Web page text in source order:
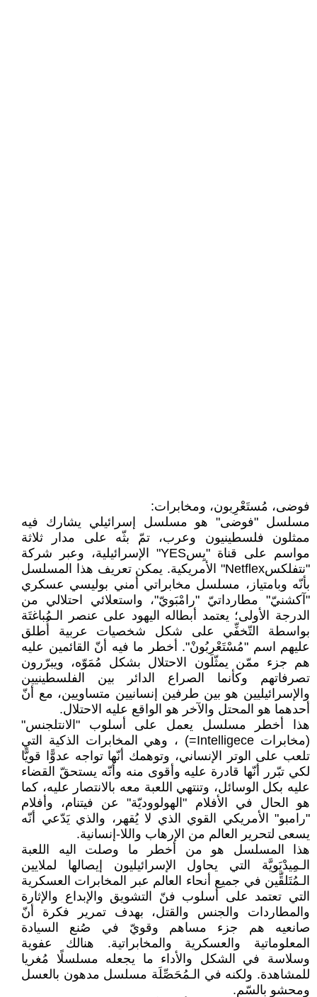
فوضى، مُستَعْرِبون، ومخابرات:
مسلسل "فوضى" هو مسلسل إسرائيلي يشارك فيه
ممثلون فلسطينيون وعرب، تمّ بثّه على مدار ثلاثة
مواسم على قناة "يِسYES" الإسرائيلية، وعبر شركة
"نتفلكسNetflex" الأمريكية. يمكن تعريف هذا المسلسل
بأنّه وبامتياز، مسلسل مخابراتي أمني بوليسي عسكري
"آكشنيّ" مطارداتيّ "رامْبَويّ"، واستعلائي احتلالي من
الدرجة الأولى؛ يعتمد أبطاله اليهود على عنصر الـمُباغتَة
بواسطة التّخفِّي على شكل شخصيات عربية أُطلق
عليهم اسم "مُسْتَعْرِبُونْ". أخطر ما فيه أنّ القائمين عليه
هم جزء ممّن يمثّلون الاحتلال بشكل مُمَوّه، ويبرّرون
تصرفاتهم وكأنما الصراع الدائر بين الفلسطينيين
والإسرائيليين هو بين طرفين إنسانيين متساويين، مع أنّ
أحدهما هو المحتل والآخر هو الواقع عليه الاحتلال.
هذا أخطر مسلسل يعمل على أسلوب "الانتلجنس"
(مخابرات Intelligece=) ، وهي المخابرات الذكية التي
تلعب على الوتر الإنساني، وتوهمك أنّها تواجه عدوًّا قويًّا
لكي تبّرر أنّها قادرة عليه وأقوى منه وأنّه يستحقّ القضاء
عليه بكل الوسائل، وتنتهي اللعبة معه بالانتصار عليه، كما
هو الحال في الأفلام "الهولووديّة" عن فيتنام، وأفلام
"رامبو" الأمريكي القوي الذي لا يُقهر، والذي يَدّعي أنّه
يسعى لتحرير العالم من الإرهاب واللا-إنسانية.
هذا المسلسل هو من أخطر ما وصلت اليه اللعبة
الـمِيدْيَويَّة التي يحاول الإسرائيليون إيصالها لملايين
الـمُتَلقِّين في جميع أنحاء العالم عبر المخابرات العسكرية
التي تعتمد على أسلوب فنّ التشويق والإبداع والإثارة
والمطاردات والجنس والقتل، بهدف تمرير فكرة أنّ
صانعيه هم جزء مساهم وقويّ في صُنع السيادة
المعلوماتية والعسكرية والمخابراتية. هنالك عفوية
وسلاسة في الشكل والأداء ما يجعله مسلسلًا مُغريا
للمشاهدة. ولكنه في الـمُحَصِّلَة مسلسل مدهون بالعسل
ومحشو بالسّم.